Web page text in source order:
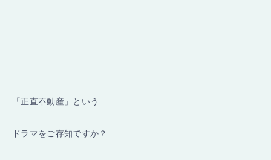
「正直不動産」という
ドラマをご存知ですか？